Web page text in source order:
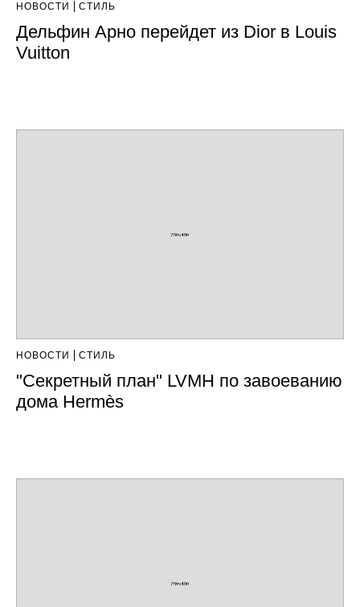
НОВОСТИ СТИЛЬ
Дельфин Арно перейдет из Dior в Louis
Vuitton
НОВОСТИ СТИЛЬ
"Секретный план" LVMH по завоеванию
дома Hermès